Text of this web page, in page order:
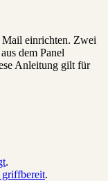
einrichten. Zwei
dem Panel
Anleitung gilt für
.
griffbereit.